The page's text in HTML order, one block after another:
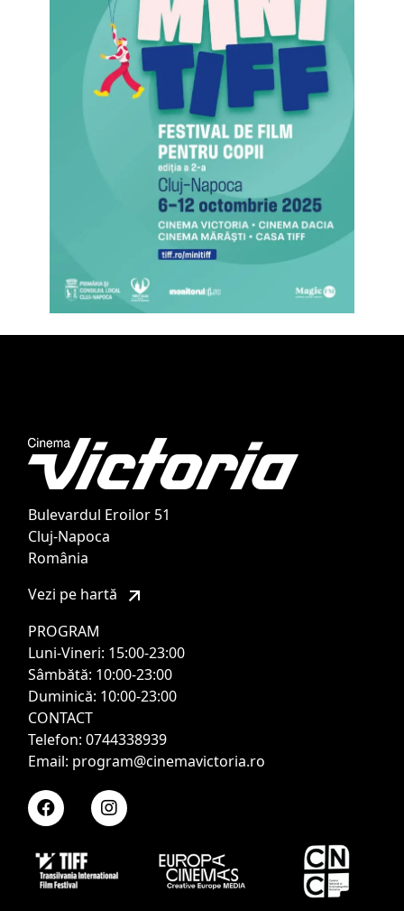
Bulevardul Eroilor 51
Cluj-Napoca
România
Vezi pe hartă
PROGRAM
Luni-Vineri: 15:00-23:00
Sâmbătă: 10:00-23:00
Duminică: 10:00-23:00
CONTACT
Telefon: 0744338939
Email: program@cinemavictoria.ro